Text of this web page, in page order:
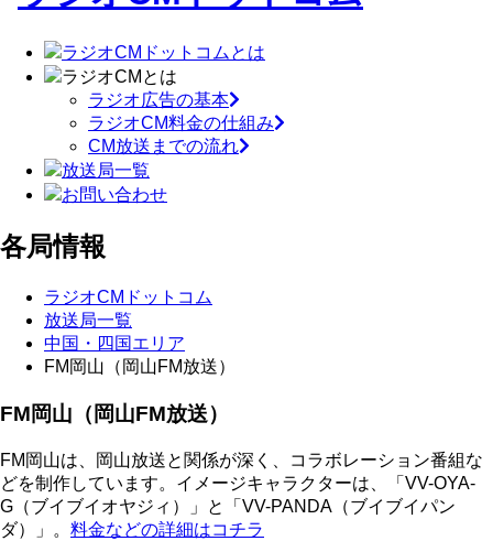
ラジオCMドットコムとは
ラジオCMとは
ラジオ広告の基本
ラジオCM料金の仕組み
CM放送までの流れ
放送局一覧
お問い合わせ
各局情報
ラジオCMドットコム
放送局一覧
中国・四国エリア
FM岡山（岡山FM放送）
FM岡山（岡山FM放送）
FM岡山は、岡山放送と関係が深く、コラボレーション番組な
どを制作しています。イメージキャラクターは、「VV-OYA-
G（ブイブイオヤジィ）」と「VV-PANDA（ブイブイパン
ダ）」。 料金などの詳細はコチラ